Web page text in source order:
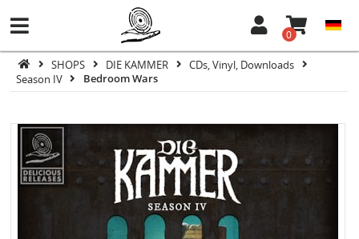
0
SHOPS DIE KAMMER
CDs, Vinyl, Downloads
Season IV
Bedroom Wars